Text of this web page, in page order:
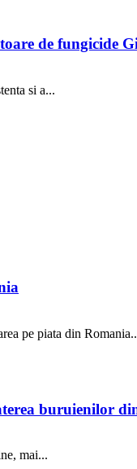
de fungicide
si a...
pe piata din
buruienilor
mai...